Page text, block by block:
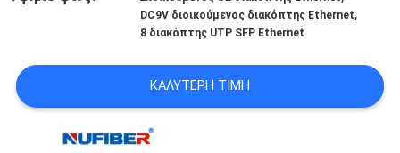
ΠΟΛΙΤΙΚΉ
ΑΠΟΡΡΉΤΟΥ
DC9V διοικούμενος διακόπτης Ethernet,
8 διακόπτης UTP SFP Ethernet
ΚΑΛΎΤΕΡΗ ΤΙΜΉ